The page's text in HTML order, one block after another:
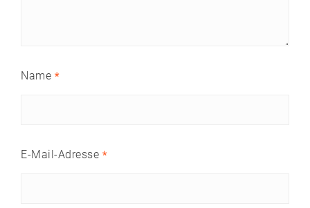
Name *
E-Mail-Adresse *